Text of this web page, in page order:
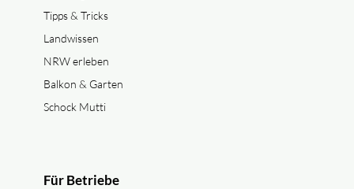
Tipps & Tricks
Landwissen
NRW erleben
Balkon & Garten
Schock Mutti
Für Betriebe